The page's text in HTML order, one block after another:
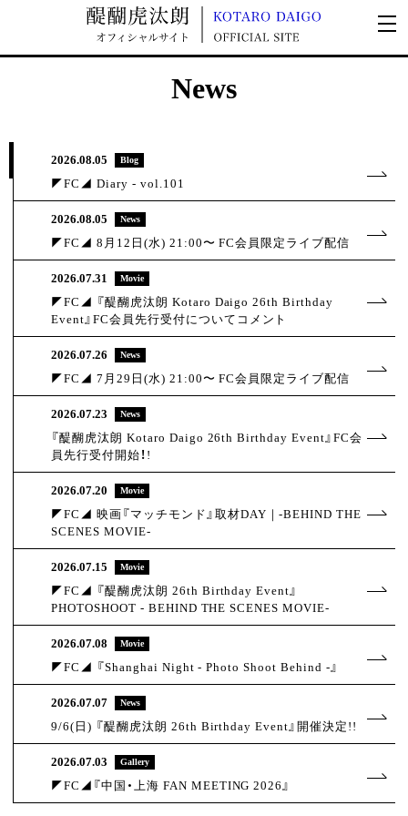
News
2026.08.05 Blog
◤FC◢ Diary - vol.101
2026.08.05 News
◤FC◢ 8月12日(水) 21:00〜 FC会員限定ライブ配信
2026.07.31 Movie
◤FC◢ 『醍醐虎汰朗 Kotaro Daigo 26th Birthday
Event』FC会員先行受付についてコメント
2026.07.26 News
◤FC◢ 7月29日(水) 21:00〜 FC会員限定ライブ配信
2026.07.23 News
『醍醐虎汰朗 Kotaro Daigo 26th Birthday Event』FC会
員先行受付開始！!
2026.07.20 Movie
◤FC◢ 映画『マッチモンド』取材DAY｜-BEHIND THE
SCENES MOVIE-
2026.07.15 Movie
◤FC◢ 『醍醐虎汰朗 26th Birthday Event』
PHOTOSHOOT - BEHIND THE SCENES MOVIE-
2026.07.08 Movie
◤FC◢ 『Shanghai Night - Photo Shoot Behind -』
2026.07.07 News
9/6(日) 『醍醐虎汰朗 26th Birthday Event』開催決定!!
2026.07.03 Gallery
◤FC◢『中国・上海 FAN MEETING 2026』